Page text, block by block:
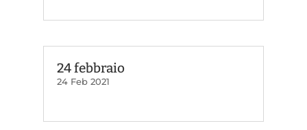
24 febbraio
24 Feb 2021